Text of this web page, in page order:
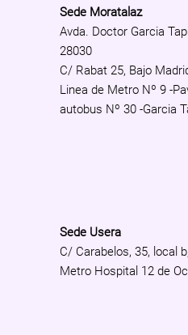
Sede Moratalaz
Avda. Doctor Garcia
28030
C/ Rabat 25, Bajo
Linea de Metro Nº 9 -
autobus Nº 30 -Garcia
Sede Usera
C/ Carabelos, 35, local
Metro Hospital 12 de